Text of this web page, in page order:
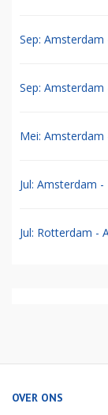
Sep: Amsterdam
Sep: Amsterdam
Mei:
Jul: Amsterdam
Jul: Rotterdam -
OVER ONS